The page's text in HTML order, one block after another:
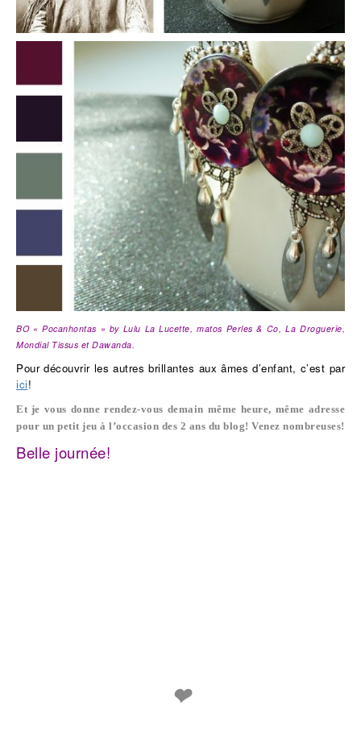
BO « Pocanhontas » by Lulu La Lucette, matos Perles & Co, La Droguerie,
Mondial Tissus et Dawanda.
Pour découvrir les autres brillantes aux âmes d’enfant, c’est par
ici!
Et je vous donne rendez-vous demain même heure, même adresse
pour un petit jeu à l’occasion des 2 ans du blog! Venez nombreuses!
Belle journée!
❤